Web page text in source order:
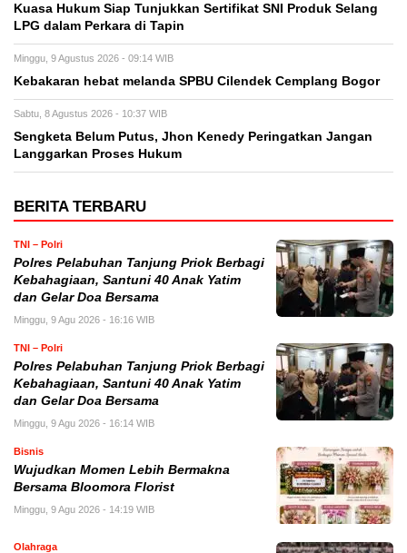
Kuasa Hukum Siap Tunjukkan Sertifikat SNI Produk Selang
LPG dalam Perkara di Tapin
Minggu, 9 Agustus 2026 - 09:14 WIB
Kebakaran hebat melanda SPBU Cilendek Cemplang Bogor
Sabtu, 8 Agustus 2026 - 10:37 WIB
Sengketa Belum Putus, Jhon Kenedy Peringatkan Jangan
Langgarkan Proses Hukum
BERITA TERBARU
TNI – Polri
Polres Pelabuhan Tanjung Priok Berbagi
Kebahagiaan, Santuni 40 Anak Yatim
dan Gelar Doa Bersama
Minggu, 9 Agu 2026 - 16:16 WIB
TNI – Polri
Polres Pelabuhan Tanjung Priok Berbagi
Kebahagiaan, Santuni 40 Anak Yatim
dan Gelar Doa Bersama
Minggu, 9 Agu 2026 - 16:14 WIB
Bisnis
Wujudkan Momen Lebih Bermakna
Bersama Bloomora Florist
Minggu, 9 Agu 2026 - 14:19 WIB
Olahraga